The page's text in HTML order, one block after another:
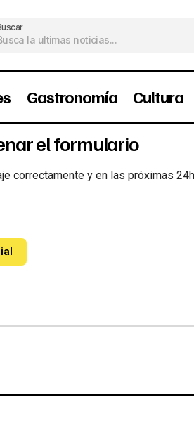
Gastronomía Cultura
el formulario
correctamente y en las próximas